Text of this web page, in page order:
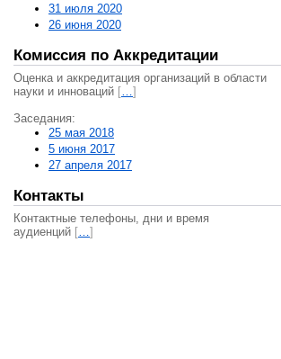
31 июля 2020
26 июня 2020
Комиссия по Аккредитации
Оценка и аккредитация организаций в области
науки и инноваций […]
Заседания:
25 мая 2018
5 июня 2017
27 апреля 2017
Контакты
Контактные телефоны, дни и время
аудиенций […]